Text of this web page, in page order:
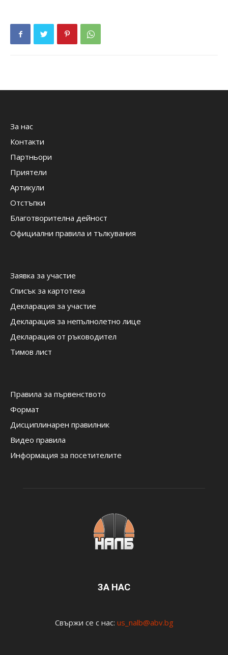
За нас
Контакти
Партньори
Приятели
Артикули
Отстъпки
Благотворителна дейност
Официални правила и тълкувания
Заявка за участие
Списък за картотека
Декларация за участие
Декларация за непълнолетно лице
Декларация от ръководител
Тимов лист
Правила за първенството
Формат
Дисциплинарен правилник
Видео правила
Информация за посетителите
ЗА НАС
Свържи се с нас: us_nalb@abv.bg